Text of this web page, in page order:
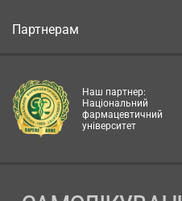
Партнерам
Наш партнер:
Національний
фармацевтичний
університет